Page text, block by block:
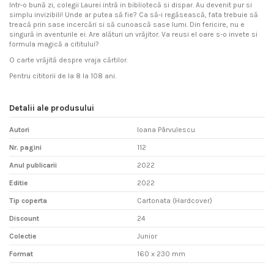
Intr-o bună zi, colegii Laurei intră in bibliotecă si dispar. Au devenit pur si
simplu invizibili! Unde ar putea să fie? Ca să-i regăsească, fata trebuie să
treacă prin sase incercări si să cunoască sase lumi. Din fericire, nu e
singură in aventurile ei. Are alături un vrăjitor. Va reusi el oare s-o invete si
formula magică a cititului?
O carte vrăjită despre vraja cărtilor.
Pentru cititorii de la 8 la 108 ani.
Detalii ale produsului
Autori Ioana Pârvulescu
Nr. pagini 112
Anul publicarii 2022
Editie 2022
Tip coperta Cartonata (Hardcover)
Discount 24
Colectie Junior
Format 160 x 230 mm